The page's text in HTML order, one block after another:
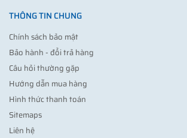
THÔNG TIN CHUNG
Chính sách bảo mật
Bảo hành - đổi trả hàng
Câu hỏi thường gặp
Hướng dẫn mua hàng
Hình thức thanh toán
Sitemaps
Liên hệ